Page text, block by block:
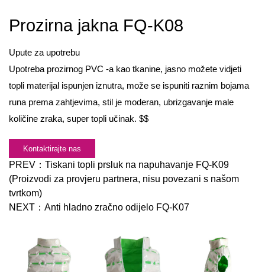
Prozirna jakna FQ-K08
Upute za upotrebu
Upotreba prozirnog PVC -a kao tkanine, jasno možete vidjeti
topli materijal ispunjen iznutra, može se ispuniti raznim bojama
runa prema zahtjevima, stil je moderan, ubrizgavanje male
količine zraka, super topli učinak. $$
Kontaktirajte nas
PREV： Tiskani topli prsluk na napuhavanje FQ-K09
(Proizvodi za provjeru partnera, nisu povezani s našom
tvrtkom)
NEXT： Anti hladno zračno odijelo FQ-K07